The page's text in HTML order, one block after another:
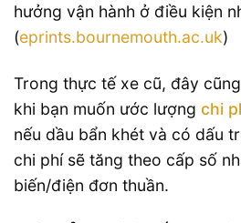
hưởng vận hành ở điều kiện
(eprints.bournemouth.ac.uk)
Trong thực tế xe cũ, đây
khi bạn muốn ước lượng chi
nếu dầu bẩn khét và có dấu
chi phí sẽ tăng theo cấp số
biến/điện đơn thuần.